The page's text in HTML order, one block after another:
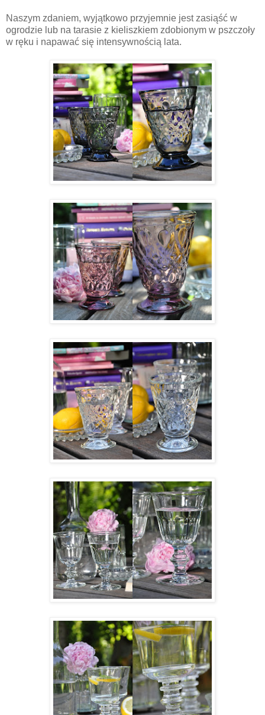
Naszym zdaniem, wyjątkowo przyjemnie jest zasiąść w
ogrodzie lub na tarasie z kieliszkiem zdobionym w pszczoły
w ręku i napawać się intensywnością lata.